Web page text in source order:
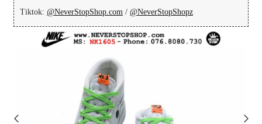
Tiktok: @NeverStopShop.com / @NeverStopShopz